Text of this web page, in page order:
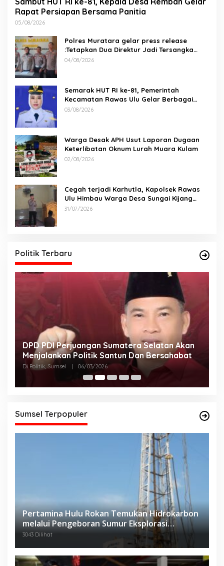
Rapat Persiapan Bersama Panitia
05/08/2026
Polres Muratara gelar press release
:Tetapkan Dua Direktur Jadi Tersangka
Kecelakaan Maut antara Bus ALS dan
04/08/2026
Semarak HUT RI ke-81, Pemerintah
Kecamatan Rawas Ulu Gelar Berbagai
Lomba
03/08/2026
Warga Desak APH Usut Laporan Dugaan
Keterlibatan Oknum Lurah Muara Kulam
02/08/2026
Cegah terjadi Karhutla, Kapolsek Rawas
Ulu Himbau Warga Desa Sungai Kijang
Sesuai Maklumat Kapolda Sumsel
31/07/2026
Politik Terbaru
DPD PDI Perjuangan Sumatera Selatan Akan
Menjalankan Politik Santun Dan Bersahabat
Di Politik, Sumsel 06/03/2026
Sumsel Terpopuler
Pertamina Hulu Rokan Temukan Hidrokarbon
melalui Pengeboran Sumur Eksplorasi
Anggrek Violet (AVO)-001
3043 Dilihat